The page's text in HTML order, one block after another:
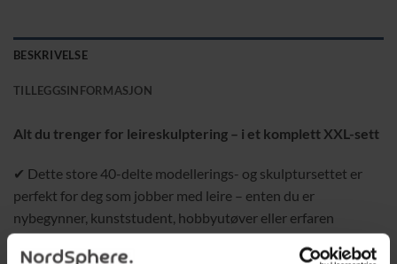
BESKRIVELSE
TILLEGGSINFORMASJON
Alt du trenger for leireskulptering – i et komplett XXL-sett
✔ Dette store 40-delte modellerings- og skulptursettet er
perfekt for deg som jobber med leire – enten du er
nybegynner, kunststudent, hobbyutøver eller erfaren